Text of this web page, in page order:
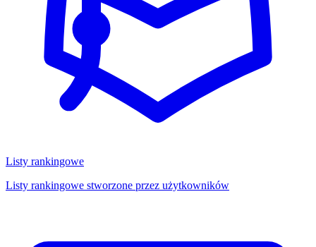
Listy rankingowe
Listy rankingowe stworzone przez użytkowników